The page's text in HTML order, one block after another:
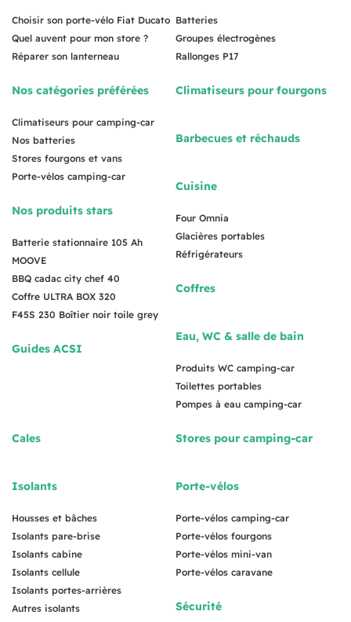
Choisir son porte-vélo Fiat Ducato
Quel auvent pour mon store ?
Réparer son lanterneau
Nos catégories préférées
Climatiseurs pour camping-car
Nos batteries
Stores fourgons et vans
Porte-vélos camping-car
Nos produits stars
Batterie stationnaire 105 Ah
MOOVE
BBQ cadac city chef 40
Coffre ULTRA BOX 320
F45S 230 Boîtier noir toile grey
Guides ACSI
Batteries
Groupes électrogènes
Rallonges P17
Climatiseurs pour fourgons
Barbecues et réchauds
Cuisine
Four Omnia
Glacières portables
Réfrigérateurs
Coffres
Eau, WC & salle de bain
Produits WC camping-car
Toilettes portables
Pompes à eau camping-car
Cales
Isolants
Housses et bâches
Isolants pare-brise
Isolants cabine
Isolants cellule
Isolants portes-arrières
Autres isolants
Stores pour camping-car
Porte-vélos
Porte-vélos camping-car
Porte-vélos fourgons
Porte-vélos mini-van
Porte-vélos caravane
Sécurité